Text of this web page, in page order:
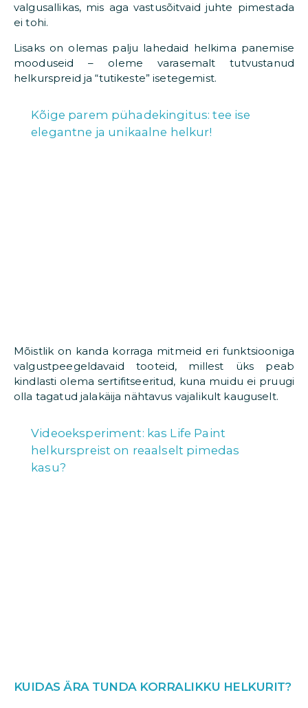
valgusallikas, mis aga vastusõitvaid juhte pimestada
ei tohi.
Lisaks on olemas palju lahedaid helkima panemise
mooduseid – oleme varasemalt tutvustanud
helkurspreid ja “tutikeste” isetegemist.
Kõige parem pühadekingitus: tee ise
elegantne ja unikaalne helkur!
Mõistlik on kanda korraga mitmeid eri funktsiooniga
valgustpeegeldavaid tooteid, millest üks peab
kindlasti olema sertifitseeritud, kuna muidu ei pruugi
olla tagatud jalakäija nähtavus vajalikult kauguselt.
Videoeksperiment: kas Life Paint
helkurspreist on reaalselt pimedas
kasu?
KUIDAS ÄRA TUNDA KORRALIKKU HELKURIT?